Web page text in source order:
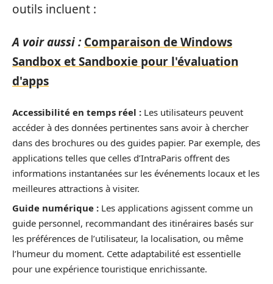
outils incluent :
A voir aussi : Comparaison de Windows
Sandbox et Sandboxie pour l'évaluation
d'apps
Accessibilité en temps réel : Les utilisateurs peuvent
accéder à des données pertinentes sans avoir à chercher
dans des brochures ou des guides papier. Par exemple, des
applications telles que celles d’IntraParis offrent des
informations instantanées sur les événements locaux et les
meilleures attractions à visiter.
Guide numérique : Les applications agissent comme un
guide personnel, recommandant des itinéraires basés sur
les préférences de l’utilisateur, la localisation, ou même
l’humeur du moment. Cette adaptabilité est essentielle
pour une expérience touristique enrichissante.